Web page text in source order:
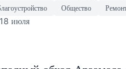
Общество
18 июля